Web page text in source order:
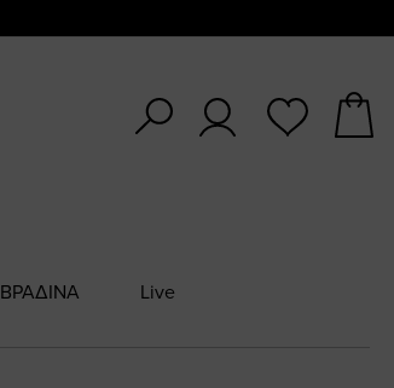
ΒΡΑΔΙΝΑ Live